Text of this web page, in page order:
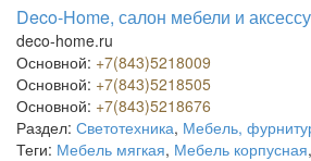
Deco-Home, салон мебели и
deco-home.ru
Основной: +7(843)5218009
Основной: +7(843)5218505
Основной: +7(843)5218676
Раздел: Светотехника, Мебель,
Теги: Мебель мягкая, Мебель корпусная,